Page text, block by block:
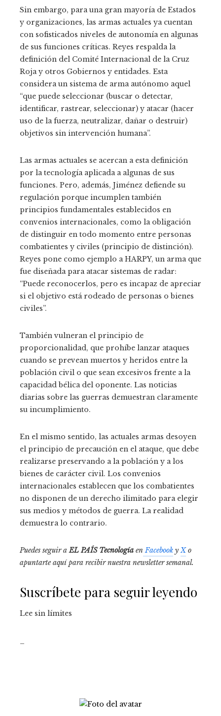
Sin embargo, para una gran mayoría de Estados
y organizaciones, las armas actuales ya cuentan
con sofisticados niveles de autonomía en algunas
de sus funciones críticas. Reyes respalda la
definición del Comité Internacional de la Cruz
Roja y otros Gobiernos y entidades. Esta
considera un sistema de arma autónomo aquel
“que puede seleccionar (buscar o detectar,
identificar, rastrear, seleccionar) y atacar (hacer
uso de la fuerza, neutralizar, dañar o destruir)
objetivos sin intervención humana”.
Las armas actuales se acercan a esta definición
por la tecnología aplicada a algunas de sus
funciones. Pero, además, Jiménez defiende su
regulación porque incumplen también
principios fundamentales establecidos en
convenios internacionales, como la obligación
de distinguir en todo momento entre personas
combatientes y civiles (principio de distinción).
Reyes pone como ejemplo a HARPY, un arma que
fue diseñada para atacar sistemas de radar:
“Puede reconocerlos, pero es incapaz de apreciar
si el objetivo está rodeado de personas o bienes
civiles”.
También vulneran el principio de
proporcionalidad, que prohíbe lanzar ataques
cuando se prevean muertos y heridos entre la
población civil o que sean excesivos frente a la
capacidad bélica del oponente. Las noticias
diarias sobre las guerras demuestran claramente
su incumplimiento.
En el mismo sentido, las actuales armas desoyen
el principio de precaución en el ataque, que debe
realizarse preservando a la población y a los
bienes de carácter civil. Los convenios
internacionales establecen que los combatientes
no disponen de un derecho ilimitado para elegir
sus medios y métodos de guerra. La realidad
demuestra lo contrario.
Puedes seguir aEL PAÍS Tecnología en Facebook yXo
apuntarte aquí para recibir nuestra newsletter semanal.
Suscríbete para seguir leyendo
Lee sin límites